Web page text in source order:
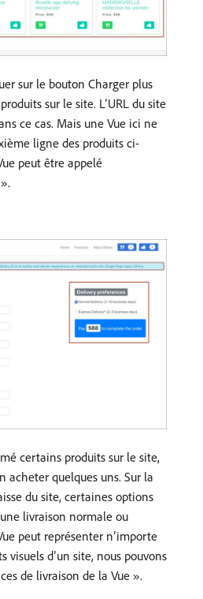
sur le bouton Charger plus
sur le site. L’URL du site
ce cas. Mais une Vue ici ne
ligne des produits ci-
peut être appelé
certains produits sur le site,
acheter quelques uns. Sur la
du site, certaines options
livraison normale ou
peut représenter n’importe
visuels d’un site, nous pouvons
de livraison de la Vue ».